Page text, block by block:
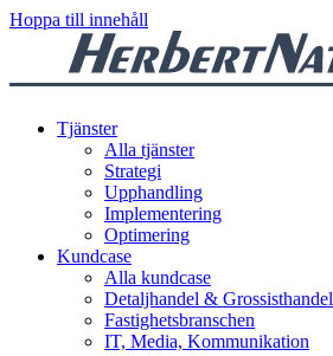
Hoppa till innehåll
Tjänster
Alla tjänster
Strategi
Upphandling
Implementering
Optimering
Kundcase
Alla kundcase
Detaljhandel & Grossisthandel
Fastighetsbranschen
IT, Media, Kommunikation